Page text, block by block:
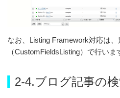
なお、Listing Framework対応は
（CustomFieldsListing）で行いま
2-4.ブログ記事の